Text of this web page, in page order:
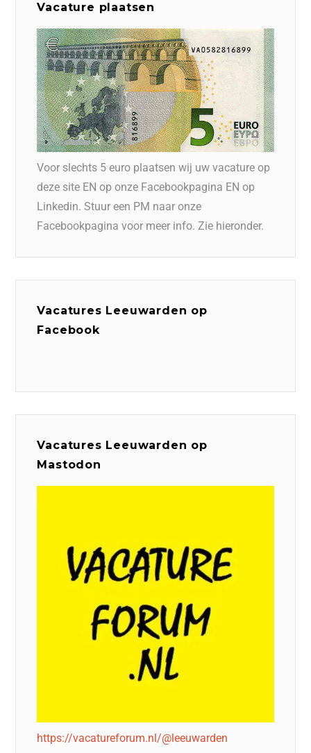
Vacature plaatsen
Voor slechts 5 euro plaatsen wij uw vacature op
deze site EN op onze Facebookpagina EN op
Linkedin. Stuur een PM naar onze
Facebookpagina voor meer info. Zie hieronder.
Vacatures Leeuwarden op
Facebook
Vacatures Leeuwarden op
Mastodon
https://vacatureforum.nl/@leeuwarden